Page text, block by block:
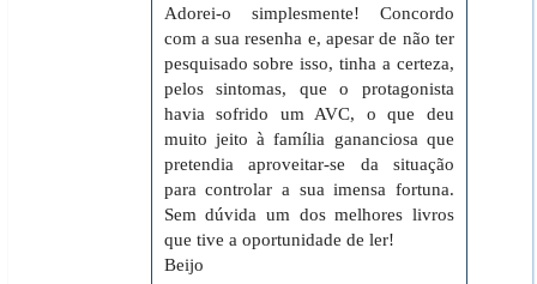
Adorei-o simplesmente! Concordo
com a sua resenha e, apesar de não ter
pesquisado sobre isso, tinha a certeza,
pelos sintomas, que o protagonista
havia sofrido um AVC, o que deu
muito jeito à família gananciosa que
pretendia aproveitar-se da situação
para controlar a sua imensa fortuna.
Sem dúvida um dos melhores livros
que tive a oportunidade de ler!
Beijo